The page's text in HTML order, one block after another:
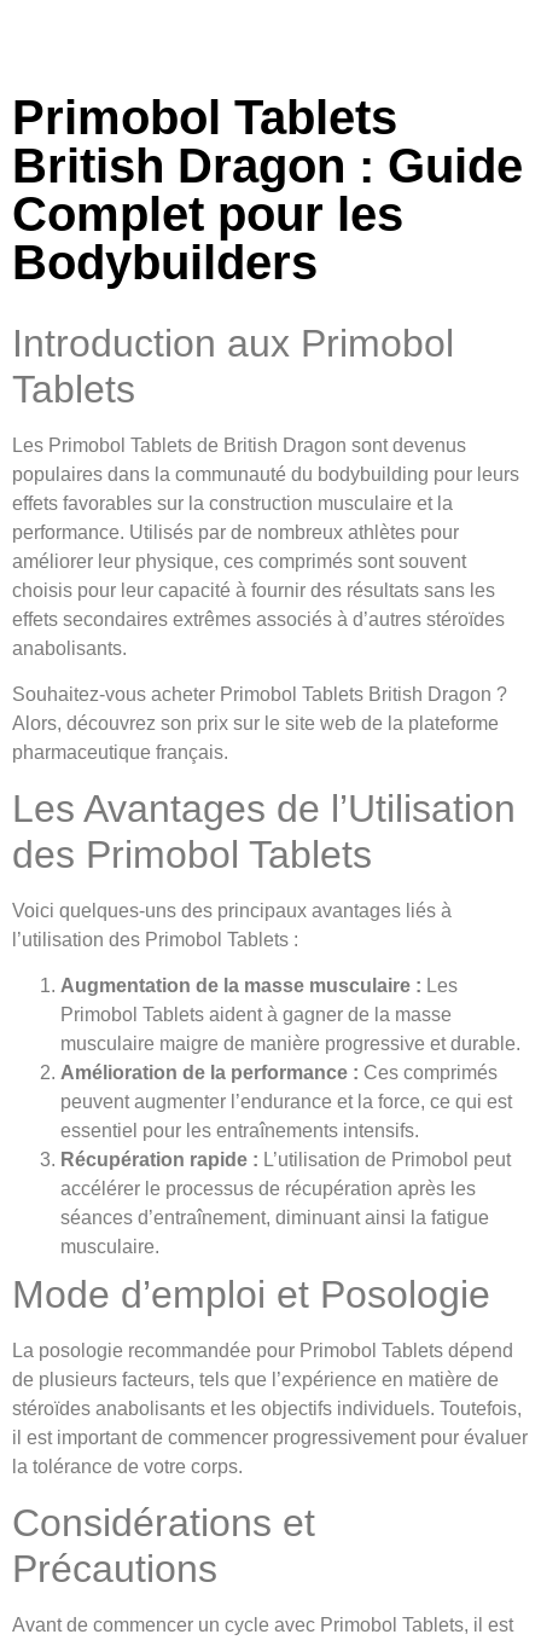
Primobol Tablets
British Dragon : Guide
Complet pour les
Bodybuilders
Introduction aux Primobol
Tablets
Les Primobol Tablets de British Dragon sont devenus
populaires dans la communauté du bodybuilding pour leurs
effets favorables sur la construction musculaire et la
performance. Utilisés par de nombreux athlètes pour
améliorer leur physique, ces comprimés sont souvent
choisis pour leur capacité à fournir des résultats sans les
effets secondaires extrêmes associés à d’autres stéroïdes
anabolisants.
Souhaitez-vous acheter Primobol Tablets British Dragon ?
Alors, découvrez son prix sur le site web de la plateforme
pharmaceutique français.
Les Avantages de l’Utilisation
des Primobol Tablets
Voici quelques-uns des principaux avantages liés à
l’utilisation des Primobol Tablets :
Augmentation de la masse musculaire : Les
Primobol Tablets aident à gagner de la masse
musculaire maigre de manière progressive et durable.
Amélioration de la performance : Ces comprimés
peuvent augmenter l’endurance et la force, ce qui est
essentiel pour les entraînements intensifs.
Récupération rapide : L’utilisation de Primobol peut
accélérer le processus de récupération après les
séances d’entraînement, diminuant ainsi la fatigue
musculaire.
Mode d’emploi et Posologie
La posologie recommandée pour Primobol Tablets dépend
de plusieurs facteurs, tels que l’expérience en matière de
stéroïdes anabolisants et les objectifs individuels. Toutefois,
il est important de commencer progressivement pour évaluer
la tolérance de votre corps.
Considérations et
Précautions
Avant de commencer un cycle avec Primobol Tablets, il est